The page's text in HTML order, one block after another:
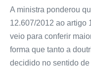
A ministra ponderou
12.607/2012 ao artigo
veio para conferir
forma que tanto a
decidido no sentido